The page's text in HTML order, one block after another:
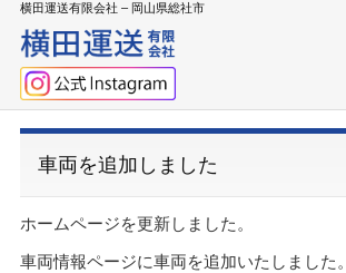
横田運送有限会社 – 岡山県総社市
車両を追加しました
ホームページを更新しました。
車両情報ページに車両を追加いたしました。